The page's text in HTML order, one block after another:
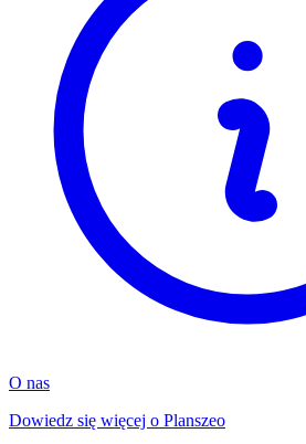
O nas
Dowiedz się więcej o Planszeo